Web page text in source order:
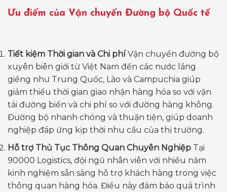
Ưu điểm của Vận chuyển Đường bộ Quốc tế
Tiết kiệm Thời gian và Chi phíVận chuyển đường bộ
xuyên biên giới từ Việt Nam đến các nước láng
giềng như Trung Quốc, Lào và Campuchia giúp
giảm thiểu thời gian giao nhận hàng hóa so với vận
tải đường biển và chi phí so với đường hàng không.
Đường bộ nhanh chóng và thuận tiện, giúp doanh
nghiệp đáp ứng kịp thời nhu cầu của thị trường.
Hỗ trợ Thủ Tục Thông Quan Chuyên Nghiệp Tại
90000 Logistics, đội ngũ nhân viên với nhiều năm
kinh nghiệm sẵn sàng hỗ trợ khách hàng trong việc
thông quan hàng hóa. Điều này đảm bảo quá trình